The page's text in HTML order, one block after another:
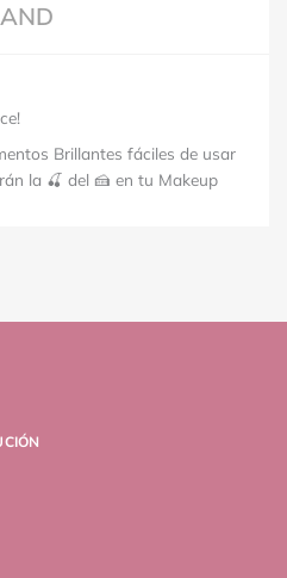
Brillantes fáciles de usar
la 🍒 del 🍰 en tu Makeup